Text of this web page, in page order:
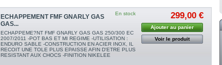
En stock
ECHAPPEMENT FMF GNARLY GAS
GAS...
ECHAPPEME?NT FMF GNARLY GAS GAS 250/300 EC
2007/2011 -POT BAS ET MI REGIME -UTILISATION :
ENDURO SABLE -CONSTRUCTION EN ACIER INOX, IL
RECOIT UNE TOLE PLUS EPAISSE AFIN D'ETRE PLUS
RESISTANT AUX CHOCS -FINITION NIKELEE
299,00 €
Ajouter au panier
Voir le produit